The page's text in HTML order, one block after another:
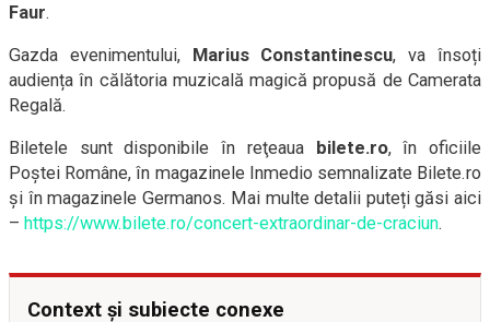
Faur.
Gazda evenimentului,Marius Constantinescu, va însoți
audiența în călătoria muzicală magică propusă de Camerata
Regală.
Biletele sunt disponibile în reţeaua bilete.ro, în oficiile
Poştei Române, în magazinele Inmedio semnalizate Bilete.ro
şi în magazinele Germanos. Mai multe detalii puteți găsi aici
– https://www.bilete.ro/concert-extraordinar-de-craciun.
Context și subiecte conexe